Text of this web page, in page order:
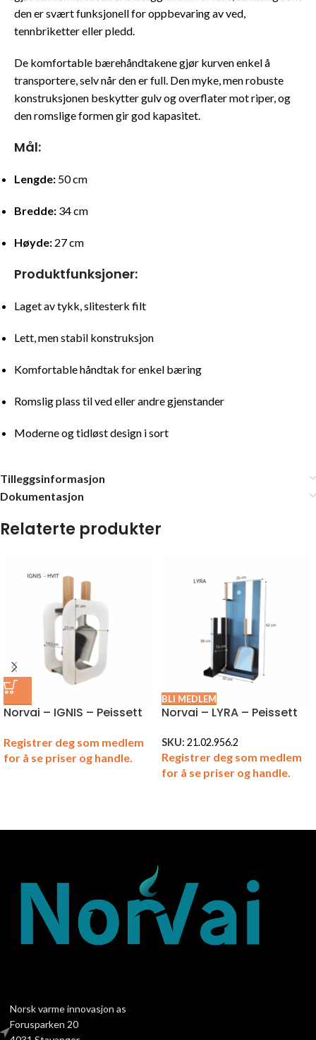
den er svært funksjonell for oppbevaring av ved,
tennbriketter eller pledd.
De komfortable bærehåndtakene gjør kurven enkel å
transportere, selv når den er full. Den myke, men robuste
konstruksjonen beskytter gulv og overflater mot riper, og
den romslige formen gir god kapasitet.
Mål:
Lengde: 50 cm
Bredde: 34 cm
Høyde: 27 cm
Produktfunksjoner:
Laget av tykk, slitesterk filt
Lett, men stabil konstruksjon
Komfortable håndtak for enkel bæring
Romslig plass til ved eller andre gjenstander
Moderne og tidløst design i sort
Tilleggsinformasjon
Dokumentasjon
Relaterte produkter
Norvai – IGNIS – Peissett
Registrer deg som medlem
for å se priser og handle.
BLI MEDLEM
Norvai – LYRA – Peissett
SKU: 21.02.956.2
Registrer deg som medlem
for å se priser og handle.
Norsk varme innovasjon as
Forusparken 20